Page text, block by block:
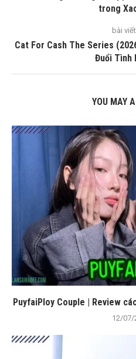
trong
bài
Cat For Cash The Series
Đuổi Tình
YOU MAY
PuyfaiPloy Couple | Review
12/07/